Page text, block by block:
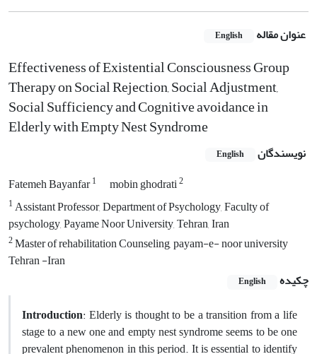
عنوان مقاله English
Effectiveness of Existential Consciousness Group
Therapy on Social Rejection, Social Adjustment,
Social Sufficiency and Cognitive avoidance in
Elderly with Empty Nest Syndrome
نویسندگان English
Fatemeh Bayanfar1 mobin ghodrati2
1Assistant Professor, Department of Psychology, Faculty of
psychology, Payame Noor University, Tehran, Iran
2Master of rehabilitation Counseling, payam-e- noor university
Tehran -Iran
چکیده
English
Introduction: Elderly is thought to be a transition from a life
stage to a new one and empty nest syndrome seems to be one
prevalent phenomenon in this period. It is essential to identify